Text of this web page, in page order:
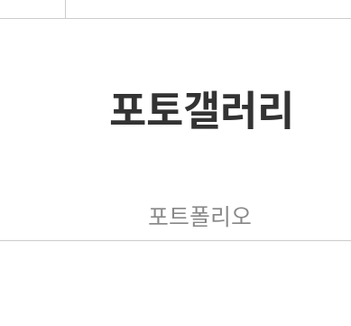
포토갤러리
포트폴리오